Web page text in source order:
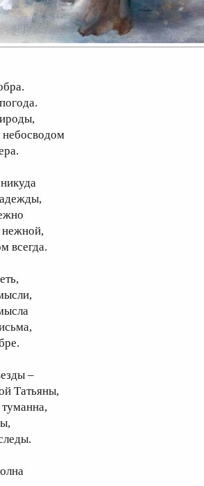
небосводом
нежной,
всегда.
–
Татьяны,
туманна,